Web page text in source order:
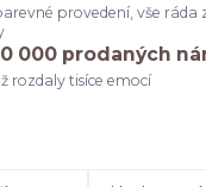
provedení, vše ráda
000 prodaných
rozdaly tisíce emocí